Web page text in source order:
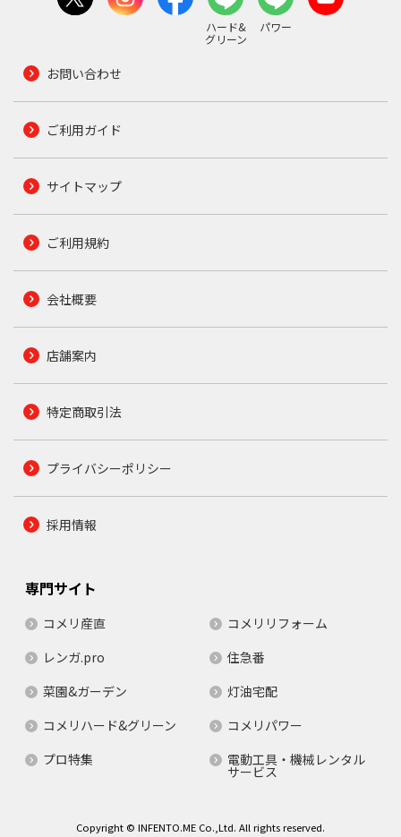
ハード&
グリーン
パワー
お問い合わせ
ご利用ガイド
サイトマップ
ご利用規約
会社概要
店舗案内
特定商取引法
プライバシーポリシー
採用情報
専門サイト
コメリ産直
コメリリフォーム
レンガ.pro
住急番
菜園&ガーデン
灯油宅配
コメリハード&グリーン
コメリパワー
プロ特集
電動工具・機械レンタル
サービス
Copyright © INFENTO.ME Co.,Ltd. All rights reserved.